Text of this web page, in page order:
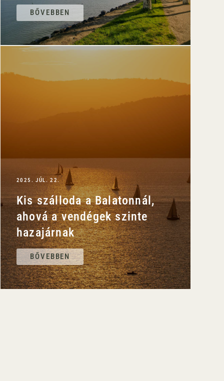
BŐVEBBEN
2025. JÚL. 22.
Kis szálloda a Balatonnál,
ahová a vendégek szinte
hazajárnak
BŐVEBBEN